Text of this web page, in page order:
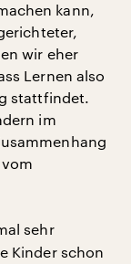
kann,
wir eher
Lernen also
stattfindet.
im
sehr
Kinder schon